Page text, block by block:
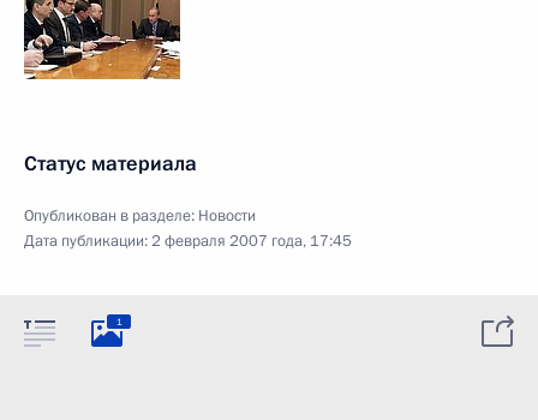
Статус материала
Опубликован в разделе: Новости
Дата публикации:2 февраля 2007 года, 17:45
1